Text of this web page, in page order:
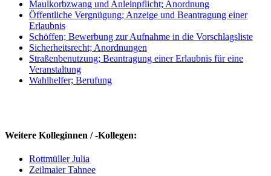
Maulkorbzwang und Anleinpflicht; Anordnung
Öffentliche Vergnügung; Anzeige und Beantragung einer
Erlaubnis
Schöffen; Bewerbung zur Aufnahme in die Vorschlagsliste
Sicherheitsrecht; Anordnungen
Straßenbenutzung; Beantragung einer Erlaubnis für eine
Veranstaltung
Wahlhelfer; Berufung
Weitere Kolleginnen / -Kollegen:
Rottmüller Julia
Zeilmaier Tahnee